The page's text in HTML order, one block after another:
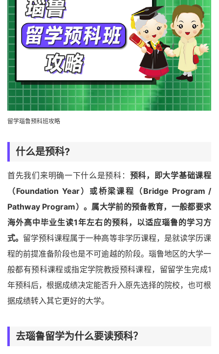
留学瑙鲁预科班攻略
什么是预科?
首先我们来明确一下什么是预科： 预科，即大学基础课程
（Foundation Year）或桥梁课程（Bridge Program /
Pathway Program）。属大学前的预备教育，一般都要求
海外高中毕业生读1年左右的预科，以适应瑙鲁的学习方
式。 留学预科课程属于一种高等非学历课程，是就读学历课
程的前提准备阶段也是不可逾越的阶段。瑙鲁地区的大学一
般都有预科课程或指定学院教授预科课程，留留学生完成1
年预科后，根据成绩决定能否升入原先选择的院校，也可根
据成绩转入其它更好的大学。
去瑙鲁留学为什么要读预科？